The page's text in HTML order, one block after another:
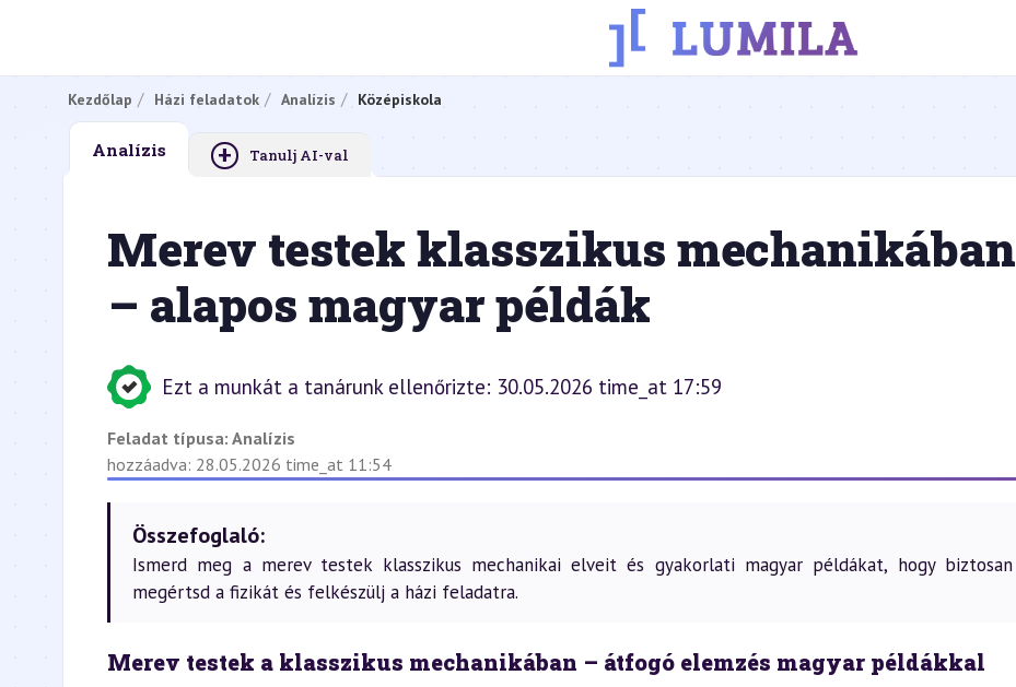
Kezdőlap Házi feladatok Analízis Középiskola
Analízis + Tanulj AI-val
Merev testek klasszikus mechanikában
– alapos magyar példák
Ezt a munkát a tanárunk ellenőrizte: 30.05.2026 time_at 17:59
Feladat típusa: Analízis
hozzáadva: 28.05.2026 time_at 11:54
Összefoglaló:
Ismerd meg a merev testek klasszikus mechanikai elveit és gyakorlati magyar példákat, hogy biztosan
megértsd a fizikát és felkészülj a házi feladatra.
Merev testek a klasszikus mechanikában – átfogó elemzés magyar példákkal